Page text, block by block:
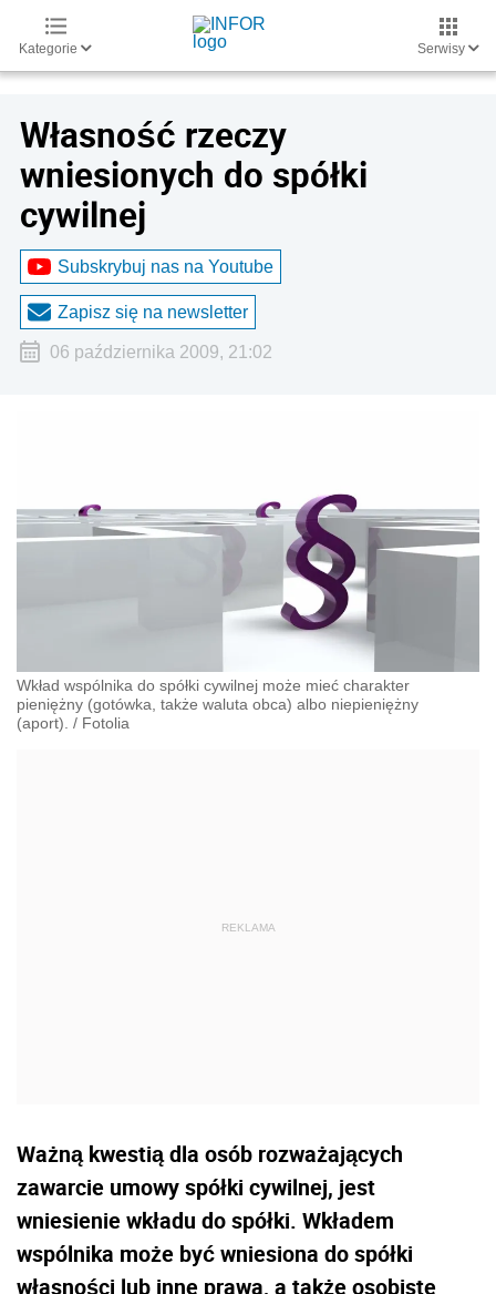
Kategorie Serwisy
Własność rzeczy
wniesionych do spółki
cywilnej
Subskrybuj nas na Youtube
Zapisz się na newsletter
06 października 2009, 21:02
Wkład wspólnika do spółki cywilnej może mieć charakter
pieniężny (gotówka, także waluta obca) albo niepieniężny
(aport). / Fotolia
Ważną kwestią dla osób rozważających
zawarcie umowy spółki cywilnej, jest
wniesienie wkładu do spółki. Wkładem
wspólnika może być wniesiona do spółki
własności lub inne prawa, a także osobiste